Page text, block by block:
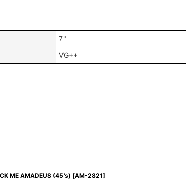
7"
VG++
ME AMADEUS (45's) [AM-2821]